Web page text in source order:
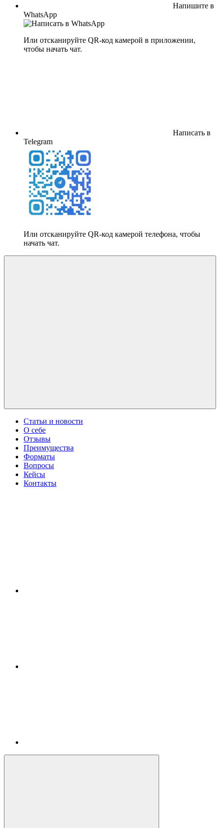
Напишите в
WhatsApp
Или отсканируйте QR-код камерой в приложении,
чтобы начать чат.
Написать в
Telegram
Или отсканируйте QR-код камерой телефона, чтобы
начать чат.
Статьи и новости
О себе
Отзывы
Преимущества
Форматы
Вопросы
Кейсы
Контакты